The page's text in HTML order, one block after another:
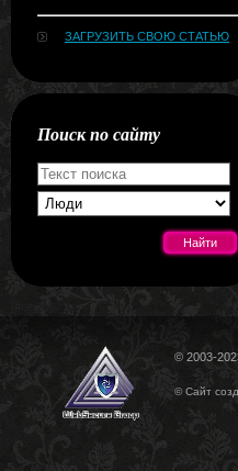
ЗАГРУЗИТЬ СВОЮ СТАТЬЮ
Поиск по сайту
© 2003-
© Сайт